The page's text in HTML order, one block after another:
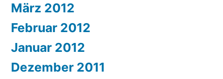
März 2012
Februar 2012
Januar 2012
Dezember 2011